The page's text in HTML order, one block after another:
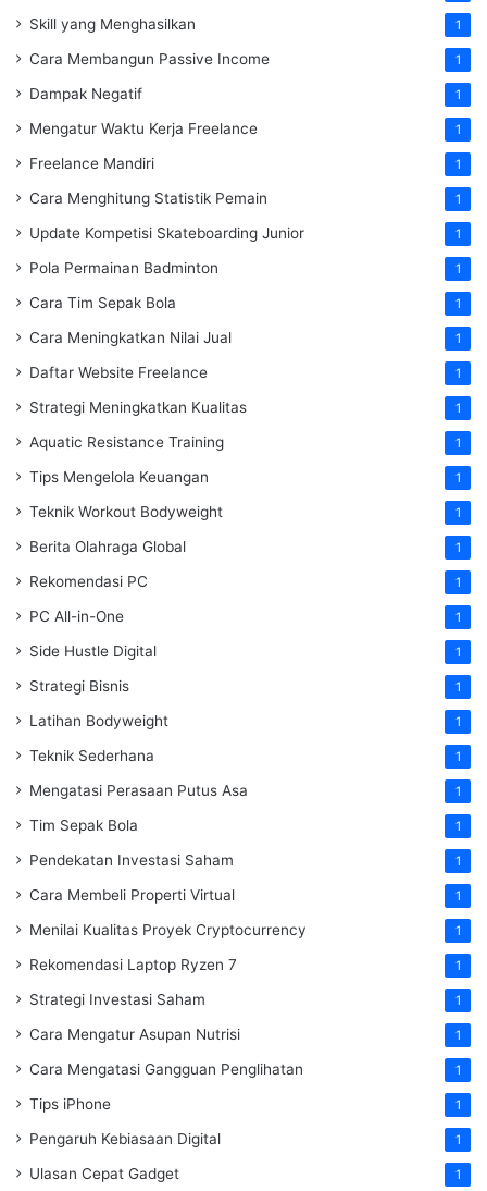
Skill yang Menghasilkan 1
Cara Membangun Passive Income 1
Dampak Negatif 1
Mengatur Waktu Kerja Freelance 1
Freelance Mandiri 1
Cara Menghitung Statistik Pemain 1
Update Kompetisi Skateboarding Junior 1
Pola Permainan Badminton 1
Cara Tim Sepak Bola 1
Cara Meningkatkan Nilai Jual 1
Daftar Website Freelance 1
Strategi Meningkatkan Kualitas 1
Aquatic Resistance Training 1
Tips Mengelola Keuangan 1
Teknik Workout Bodyweight 1
Berita Olahraga Global 1
Rekomendasi PC 1
PC All-in-One 1
Side Hustle Digital 1
Strategi Bisnis 1
Latihan Bodyweight 1
Teknik Sederhana 1
Mengatasi Perasaan Putus Asa 1
Tim Sepak Bola 1
Pendekatan Investasi Saham 1
Cara Membeli Properti Virtual 1
Menilai Kualitas Proyek Cryptocurrency 1
Rekomendasi Laptop Ryzen 7 1
Strategi Investasi Saham 1
Cara Mengatur Asupan Nutrisi 1
Cara Mengatasi Gangguan Penglihatan 1
Tips iPhone 1
Pengaruh Kebiasaan Digital 1
Ulasan Cepat Gadget 1